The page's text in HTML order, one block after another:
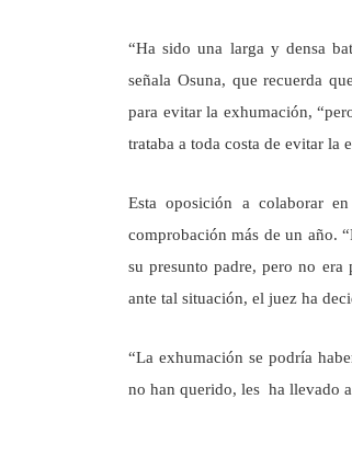
“Ha sido una larga y densa
señala Osuna, que recuerda
para evitar la exhumación,
trataba a toda costa de evitar la
Esta oposición a colaborar
comprobación más de un año.
su presunto padre, pero no
ante tal situación, el juez ha
“La exhumación se podría
no han querido, les ha llevado